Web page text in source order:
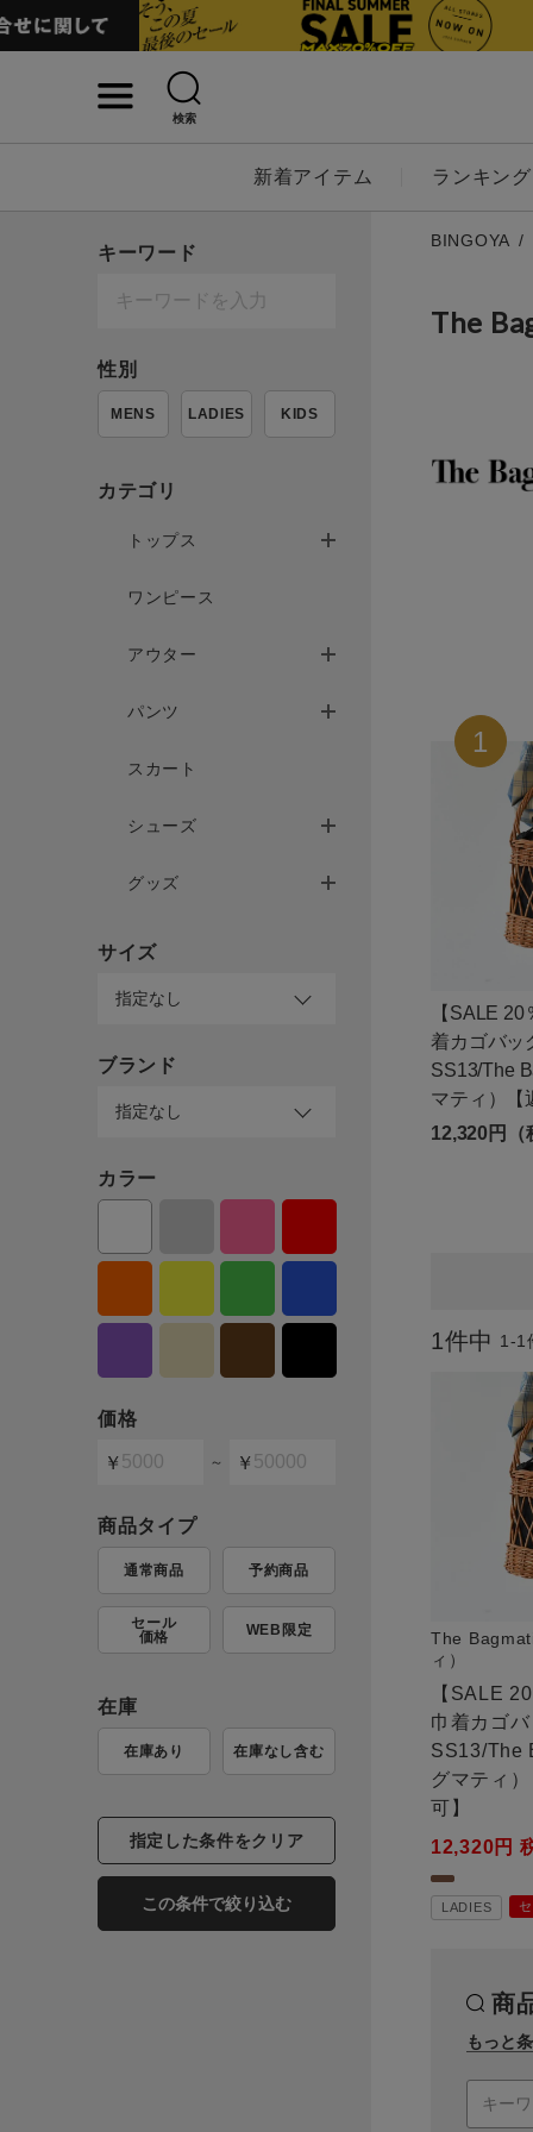
検索
新着アイテム ランキング
キーワード
性別
MENS LADIES KIDS
カテゴリ
トップス
ワンピース
アウター
パンツ
スカート
シューズ
グッズ
サイズ
ブランド
カラー
価格
～
商品タイプ
通常商品 予約商品
セール
価格
WEB限定
在庫
在庫あり 在庫なし含む
指定した条件をクリア
この条件で絞り込む
BINGOYA
The
【SALE
着カゴバッ
SS13/The
マティ）【
12,320円（
1件中 1-1
The
ィ）
【SALE
巾着カゴ
SS13/The
グマティ
可】
12,320
LADIES
商
もっと